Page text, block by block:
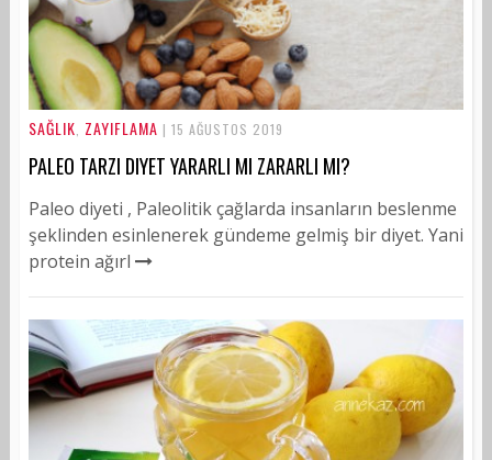
SAĞLIK ZAYIFLAMA | 15 AĞUSTOS 2019
PALEO TARZI DIYET YARARLI MI ZARARLI MI?
Paleo diyeti , Paleolitik çağlarda insanların beslenme
şeklinden esinlenerek gündeme gelmiş bir diyet. Yani
protein ağırl